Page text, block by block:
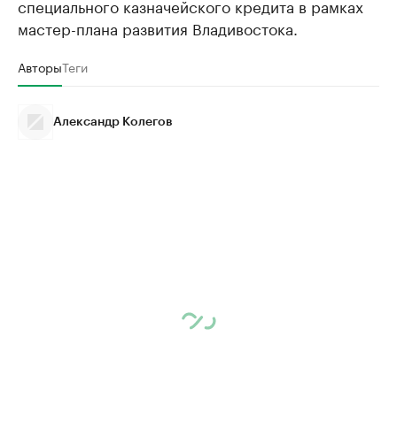
специального казначейского кредита в рамках
мастер-плана развития Владивостока.
АвторыТеги
Александр Колегов